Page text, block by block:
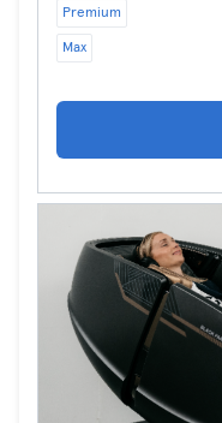
Premium
Max